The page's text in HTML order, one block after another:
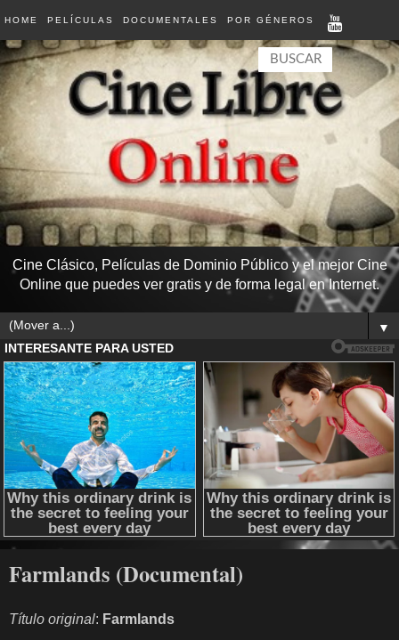
HOME PELÍCULAS DOCUMENTALES POR GÉNEROS
Cine Clásico, Películas de Dominio Público y el mejor Cine
Online que puedes ver gratis y de forma legal en Internet.
▼
Farmlands (Documental)
Título original: Farmlands